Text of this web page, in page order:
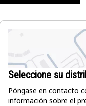
Seleccione su
Póngase en contacto
información sobre el